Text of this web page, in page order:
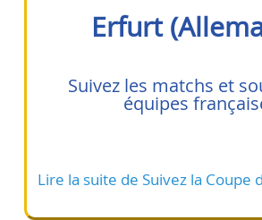
Erfurt
Suivez les matchs et
équipes
Lire la suite de Suivez la Coupe